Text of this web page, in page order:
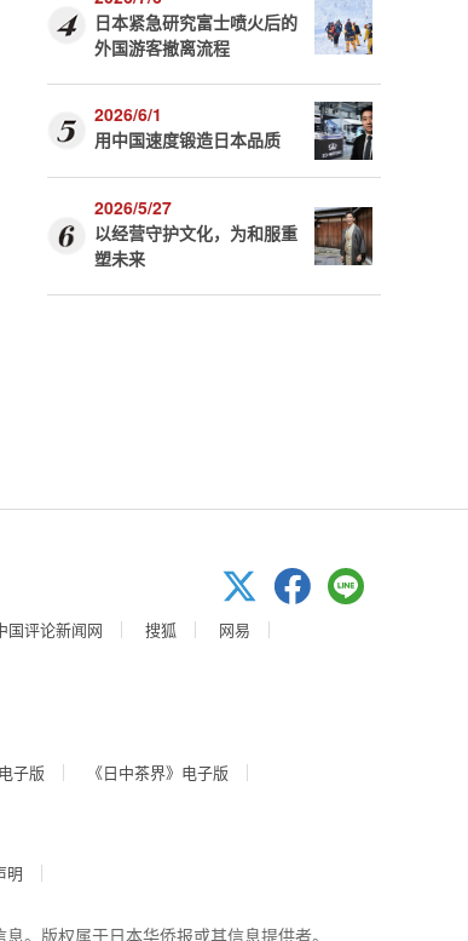
日本紧急研究富士喷火后的
外国游客撤离流程
2026/6/1
用中国速度锻造日本品质
2026/5/27
以经营守护文化，为和服重
塑未来
国评论新闻网 搜狐
网易
子版 《日中茶界》电子版
明
。版权属于日本华侨报或其信息提供者。